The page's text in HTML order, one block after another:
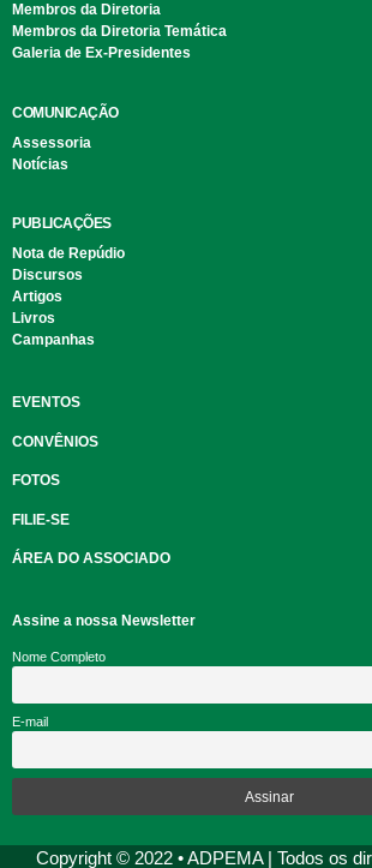
Membros da Diretoria
Membros da Diretoria Temática
Galeria de Ex-Presidentes
COMUNICAÇÃO
Assessoria
Notícias
PUBLICAÇÕES
Nota de Repúdio
Discursos
Artigos
Livros
Campanhas
EVENTOS
CONVÊNIOS
FOTOS
FILIE-SE
ÁREA DO ASSOCIADO
Assine a nossa Newsletter
Nome Completo
E-mail
Copyright © 2022 • ADPEMA | Todos os